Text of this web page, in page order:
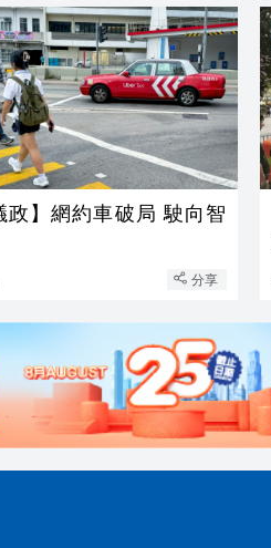
政】網約車破局 駛向智
分享